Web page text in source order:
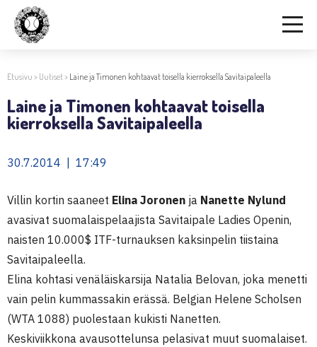
Etusivu > Uutiset> Laine ja Timonen kohtaavat toisella kierroksella Savitaipaleella
Laine ja Timonen kohtaavat toisella
kierroksella Savitaipaleella
30.7.2014 | 17:49
Villin kortin saaneet Elina Joronen ja Nanette Nylund
avasivat suomalaispelaajista Savitaipale Ladies Openin,
naisten 10.000$ ITF-turnauksen kaksinpelin tiistaina
Savitaipaleella.
Elina kohtasi venäläiskarsija Natalia Belovan, joka menetti
vain pelin kummassakin erässä. Belgian Helene Scholsen
(WTA 1088) puolestaan kukisti Nanetten.
Keskiviikkona avausottelunsa pelasivat muut suomalaiset.